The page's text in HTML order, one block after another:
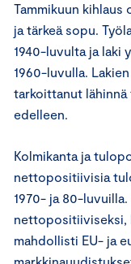
Tammikuun kihlaus
ja tärkeä sopu.
1940-luvulta ja laki
1960-luvulla.
tarkoittanut
edelleen.
Kolmikanta ja
nettopositiivisia
1970- ja 80-
nettopositiiviseksi,
mahdollisti EU- ja